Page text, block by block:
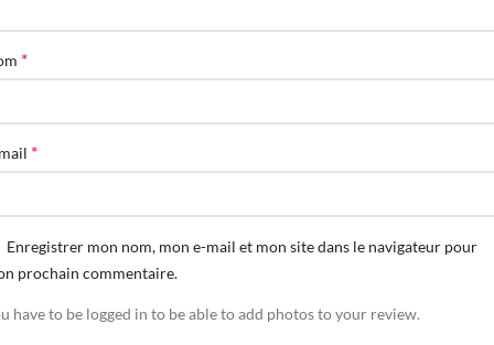
*
*
Enregistrer mon nom, mon e-mail et mon site dans le navigateur pour
prochain commentaire.
have to be logged in to be able to add photos to your review.